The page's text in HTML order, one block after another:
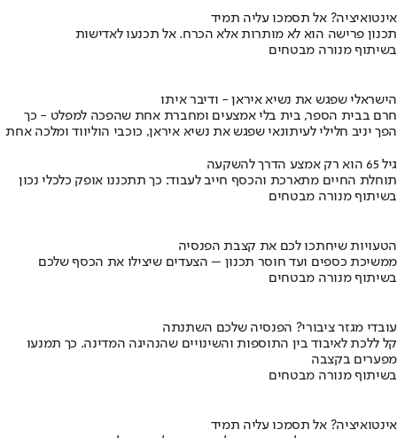
אינטואיציה? אל תסמכו עליה תמיד
תכנון פרישה הוא לא מותרות אלא הכרח. אל תכנעו לאדישות
בשיתוף מנורה מבטחים
הישראלי שפגש את נשיא איראן - ודיבר איתו
חרם בבית הספר, בית בלי אמצעים ומחברת אחת שהפכה למפלט - כך
הפך יניב חלילי לעיתונאי שפגש את נשיא איראן, כוכבי הוליווד ומלכה אחת
גיל 65 הוא רק אמצע הדרך להשקעה
תוחלת החיים מתארכת והכסף חייב לעבוד: כך תתכננו אופק כלכלי נכון
בשיתוף מנורה מבטחים
הטעויות שיחתכו לכם את קצבת הפנסיה
ממשיכת כספים ועד חוסר תכנון – הצעדים שיצילו את הכסף שלכם
בשיתוף מנורה מבטחים
עובדי מגזר ציבורי? הפנסיה שלכם השתנתה
קל ללכת לאיבוד בין התוספות והשינויים שהנהיגה המדינה. כך תמנעו
מפערים בקצבה
בשיתוף מנורה מבטחים
אינטואיציה? אל תסמכו עליה תמיד